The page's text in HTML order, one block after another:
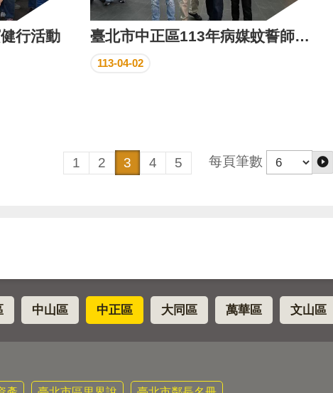
行活動 臺北市中正區113年病媒蚊誓師大會
113-04-02
1 2 3 4 5 每頁筆數
中山區 中正區 大同區 萬華區 文山區